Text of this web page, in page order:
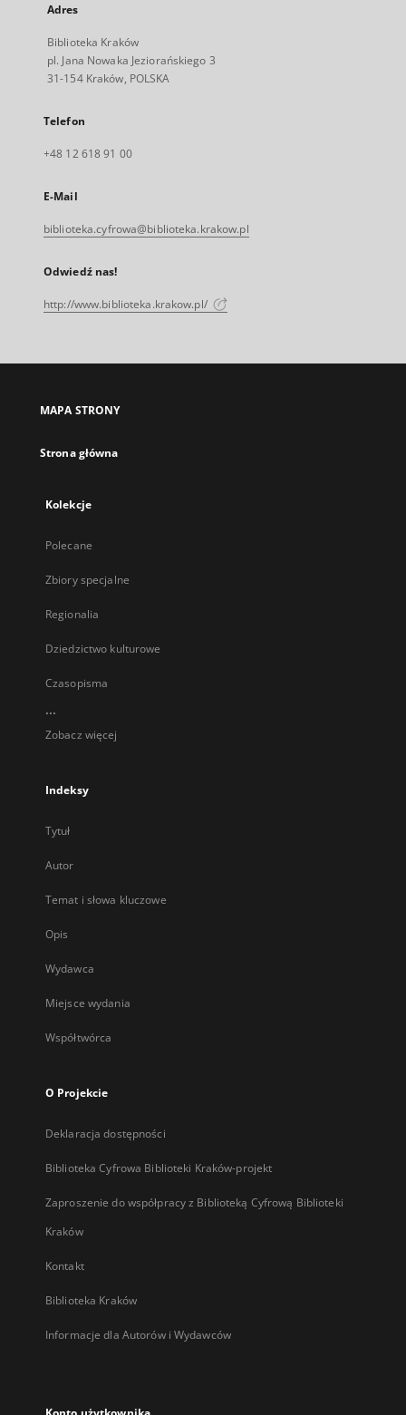
Adres
Biblioteka Kraków
pl. Jana Nowaka Jeziorańskiego 3
31-154 Kraków, POLSKA
Telefon
+48 12 618 91 00
E-Mail
biblioteka.cyfrowa@biblioteka.krakow.pl
Odwiedź nas!
http://www.biblioteka.krakow.pl/
MAPA STRONY
Strona główna
Kolekcje
Polecane
Zbiory specjalne
Regionalia
Dziedzictwo kulturowe
Czasopisma
...
Zobacz więcej
Indeksy
Tytuł
Autor
Temat i słowa kluczowe
Opis
Wydawca
Miejsce wydania
Współtwórca
O Projekcie
Deklaracja dostępności
Biblioteka Cyfrowa Biblioteki Kraków-projekt
Zaproszenie do współpracy z Biblioteką Cyfrową Biblioteki
Kraków
Kontakt
Biblioteka Kraków
Informacje dla Autorów i Wydawców